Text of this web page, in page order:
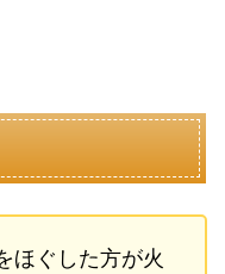
ほぐした方が火